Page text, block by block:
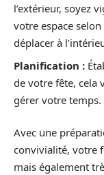
l’extérieur, soyez
votre espace
déplacer à
Planification :
de votre fête, cela
gérer votre temps.
Avec une
convivialité, votre
mais également